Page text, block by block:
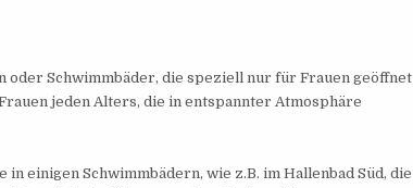
oder Schwimmbäder, die speziell nur für Frauen geöffnet
jeden Alters, die in entspannter Atmosphäre
einigen Schwimmbädern, wie z.B. im Hallenbad Süd, die